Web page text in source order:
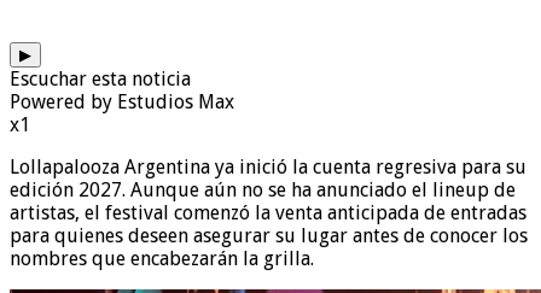
▶
Escuchar esta noticia
Powered by Estudios Max
x1
Lollapalooza Argentina ya inició la cuenta regresiva para su
edición 2027. Aunque aún no se ha anunciado el lineup de
artistas, el festival comenzó la venta anticipada de entradas
para quienes deseen asegurar su lugar antes de conocer los
nombres que encabezarán la grilla.